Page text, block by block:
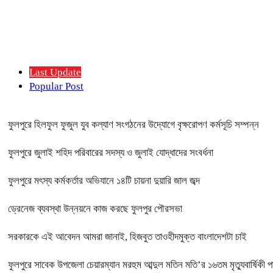
Last Update
Popular Post
ফুলপুরে হিলফুল ফুজুল যুব কল্যাণ সংগঠনের উদ্যোগে বৃক্ষরোপণ কর্মসূচি সম্পন্ন
ফুলপুরে জুলাই শহিদ পরিবারের সদস্য ও জুলাই যোদ্ধাদের সংবর্ধনা
ফুলপুরে মৎস্য কর্মকর্তার অভিযানে ১৪টি চায়না দুয়ারি জাল জব্দ
ড্রেনেজ ব্যবস্থা উন্নয়নে কাজ করছে ফুলপুর পৌরসভা
সরকারকে এই আবেদন আমরা জানাই, হিজবুত তাওহীদমুক্ত বাংলাদেশটা চাই
ফুলপুরে সাবেক উপজেলা চেয়ারম্যান মরহুম আব্দুল মতিন মতি’র ১৬তম মৃত্যুবার্ষিকী